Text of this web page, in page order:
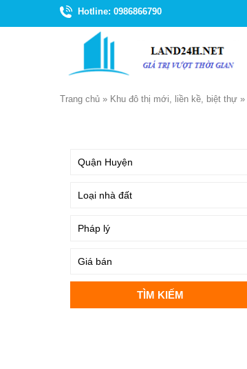
Hotline: 0986866790
Trang chủ » Khu đô thị mới, liền kề, biệt thự »